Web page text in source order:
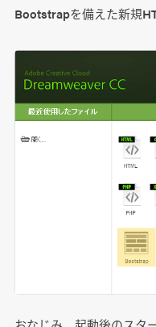
Bootstrapを備えた新規